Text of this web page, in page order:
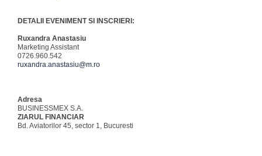
DETALII EVENIMENT SI INSCRIERI:
Ruxandra Anastasiu
Marketing Assistant
0726.960.542
ruxandra.anastasiu@m.ro
Adresa
BUSINESSMEX S.A.
ZIARUL FINANCIAR
Bd. Aviatorilor 45, sector 1, Bucuresti